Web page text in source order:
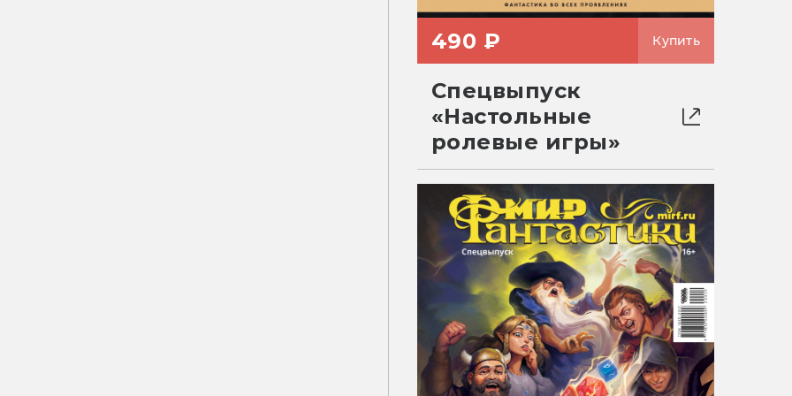
490 ₽ Купить
Спецвыпуск
«Настольные
ролевые игры»